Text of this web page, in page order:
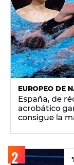
EUROPEO DE
España, de
acrobático
consigue la